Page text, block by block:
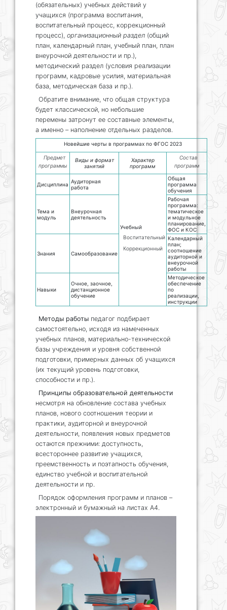
(обязательных) учебных действий у
учащихся (программа воспитания,
воспитательный процесс, коррекционный
процесс), организационный раздел (общий
план, календарный план, учебный план, план
внеурочной деятельности и пр.),
методический раздел (условия реализации
программ, кадровые усилия, материальная
база, методическая база и пр.).
Обратите внимание, что общая структура
будет классической, но небольшие
перемены затронут ее составные элементы,
а именно – наполнение отдельных разделов.
Новейшие черты в программах по ФГОС 2023
Предмет
программы
Виды и формат
занятий
Характер
программ
Состав
программ
Дисциплина Аудиторная
работа
Учебный
Воспитательный
Коррекционный
Общая
программа
обучения
Тема и
модуль
Внеурочная
деятельность
Рабочая
программа:
тематическое
и модульное
планирование,
ФОС и КОС
Знания Самообразование
Календарный
план;
соотношение
аудиторной и
внеурочной
работы
Навыки
Очное, заочное,
дистанционное
обучение
Методическое
обеспечение
по
реализации,
инструкции
Методы работы педагог подбирает
самостоятельно, исходя из намеченных
учебных планов, материально-технической
базы учреждения и уровня собственной
подготовки, примерных данных об учащихся
(их текущий уровень подготовки,
способности и пр.).
Принципы образовательной деятельности
несмотря на обновление состава учебных
планов, нового соотношения теории и
практики, аудиторной и внеурочной
деятельности, появления новых предметов
остаются прежними: доступность,
всестороннее развитие учащихся,
преемственность и поэтапность обучения,
единство учебной и воспитательной
деятельности и пр.
Порядок оформления программ и планов –
электронный и бумажный на листах А4.